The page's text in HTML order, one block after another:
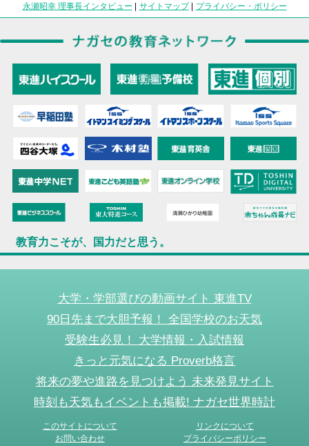
永瀬昭幸 理事長インタビュー | サイトマップ| プライバシー・ポリシー
教育力こそが、国力だと思う。
大学・学部選びの動画サイト 東進TV
90日先まで大胆予報！ 全国学校のお天気
受験生必見！ 大学情報・入試情報
きっと元気になる Proverb格言
将来の夢や進路を見つけよう 未来発見サイト
時刻も天気もイベントも掲載! ナガセ世界時計
このサイトについて
リンクについて
お問い合わせ
プライバシーポリシー